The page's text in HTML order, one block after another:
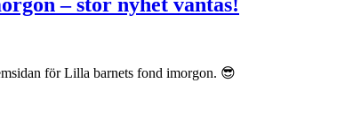
för Lilla barnets fond imorgon. 😎